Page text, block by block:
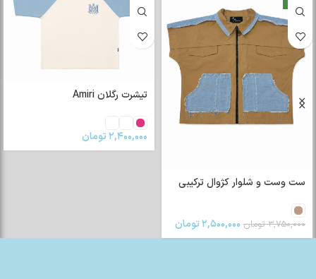
ست وست و شلوار کژوال ترکیبی
۳,۷۵۰,۰۰۰ تومان ۲,۵۰۰,۰۰۰تومان
تیشرت رگلان Amiri
۲,۴۰۰,۰۰۰تومان